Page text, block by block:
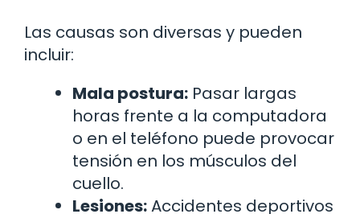
Las causas son diversas y pueden
incluir:
Mala postura: Pasar largas
horas frente a la computadora
o en el teléfono puede provocar
tensión en los músculos del
cuello.
Lesiones:Accidentes deportivos